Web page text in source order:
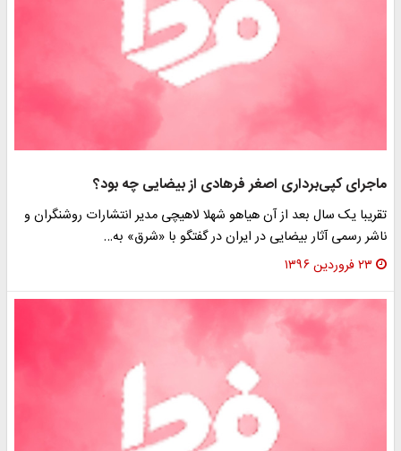
ماجرای کپی‌برداری اصغر فرهادی از بیضایی چه بود؟
تقریبا یک سال بعد از آن هیاهو شهلا لاهیچی مدیر انتشارات روشنگران و
ناشر رسمی آثار بیضایی در ایران در گفتگو با «شرق» به…
۲۳ فروردین ۱۳۹۶